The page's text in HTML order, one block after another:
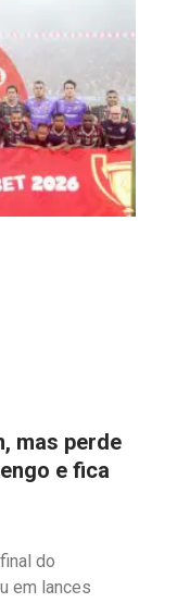
mas perde
e fica
do
em lances